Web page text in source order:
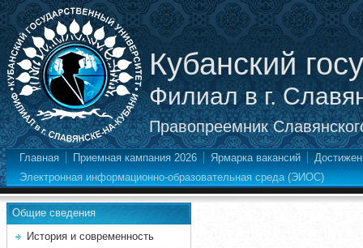
Кубанский
Филиал в г.
Правопреемник
Главная Приемная кампания 2026 Ярмарка вакансий
Электронная информационно-образовательная среда (ЭИОС)
Общие сведения
История и современность